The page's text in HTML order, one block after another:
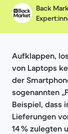
Back
Aufklappen,
von Laptops
der
sogenannten
Beispiel, dass
Lieferungen
14 % zulegten